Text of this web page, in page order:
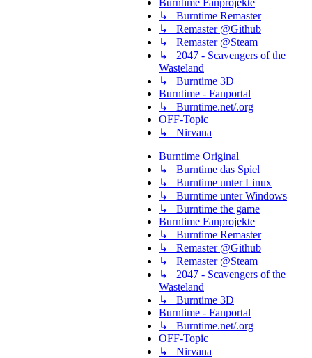
↳ Burntime Remaster
↳ Remaster @Github
↳ Remaster @Steam
↳ 2047 - Scavengers of the
Wasteland
↳ Burntime 3D
Burntime - Fanportal
↳ Burntime.net/.org
OFF-Topic
↳ Nirvana
Burntime Original
↳ Burntime das Spiel
↳ Burntime unter Linux
↳ Burntime unter Windows
↳ Burntime the game
Burntime Fanprojekte
↳ Burntime Remaster
↳ Remaster @Github
↳ Remaster @Steam
↳ 2047 - Scavengers of the
Wasteland
↳ Burntime 3D
Burntime - Fanportal
↳ Burntime.net/.org
OFF-Topic
↳ Nirvana